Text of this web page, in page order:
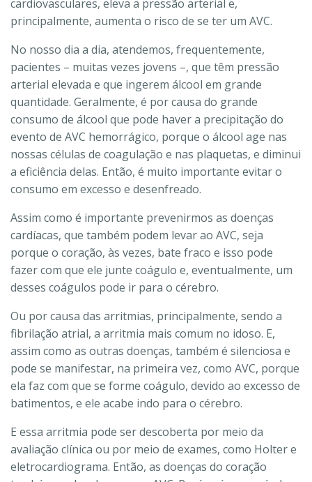
cardiovasculares, eleva a pressão arterial e,
principalmente, aumenta o risco de se ter um AVC.
No nosso dia a dia, atendemos, frequentemente,
pacientes – muitas vezes jovens –, que têm pressão
arterial elevada e que ingerem álcool em grande
quantidade. Geralmente, é por causa do grande
consumo de álcool que pode haver a precipitação do
evento de AVC hemorrágico, porque o álcool age nas
nossas células de coagulação e nas plaquetas, e diminui
a eficiência delas. Então, é muito importante evitar o
consumo em excesso e desenfreado.
Assim como é importante prevenirmos as doenças
cardíacas, que também podem levar ao AVC, seja
porque o coração, às vezes, bate fraco e isso pode
fazer com que ele junte coágulo e, eventualmente, um
desses coágulos pode ir para o cérebro.
Ou por causa das arritmias, principalmente, sendo a
fibrilação atrial, a arritmia mais comum no idoso. E,
assim como as outras doenças, também é silenciosa e
pode se manifestar, na primeira vez, como AVC, porque
ela faz com que se forme coágulo, devido ao excesso de
batimentos, e ele acabe indo para o cérebro.
E essa arritmia pode ser descoberta por meio da
avaliação clínica ou por meio de exames, como Holter e
eletrocardiograma. Então, as doenças do coração